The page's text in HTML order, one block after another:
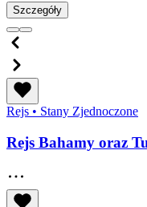
Szczegóły
Rejs • Stany Zjednoczone
Rejs Bahamy oraz